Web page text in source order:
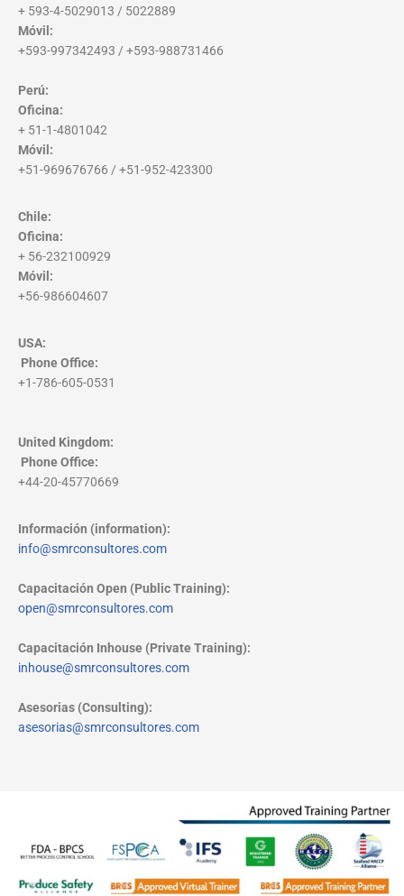
+ 593-4-5029013 / 5022889
Móvil:
+593-997342493 / +593-988731466
Perú:
Oficina:
+ 51-1-4801042
Móvil:
+51-969676766 / +51-952-423300
Chile:
Oficina:
+ 56-232100929
Móvil:
+56-986604607
USA:
Phone Office:
+1-786-605-0531
United Kingdom:
Phone Office:
+44-20-45770669
Información (information):
info@smrconsultores.com
Capacitación Open (Public Training):
open@smrconsultores.com
Capacitación Inhouse (Private Training):
inhouse@smrconsultores.com
Asesorias (Consulting):
asesorias@smrconsultores.com